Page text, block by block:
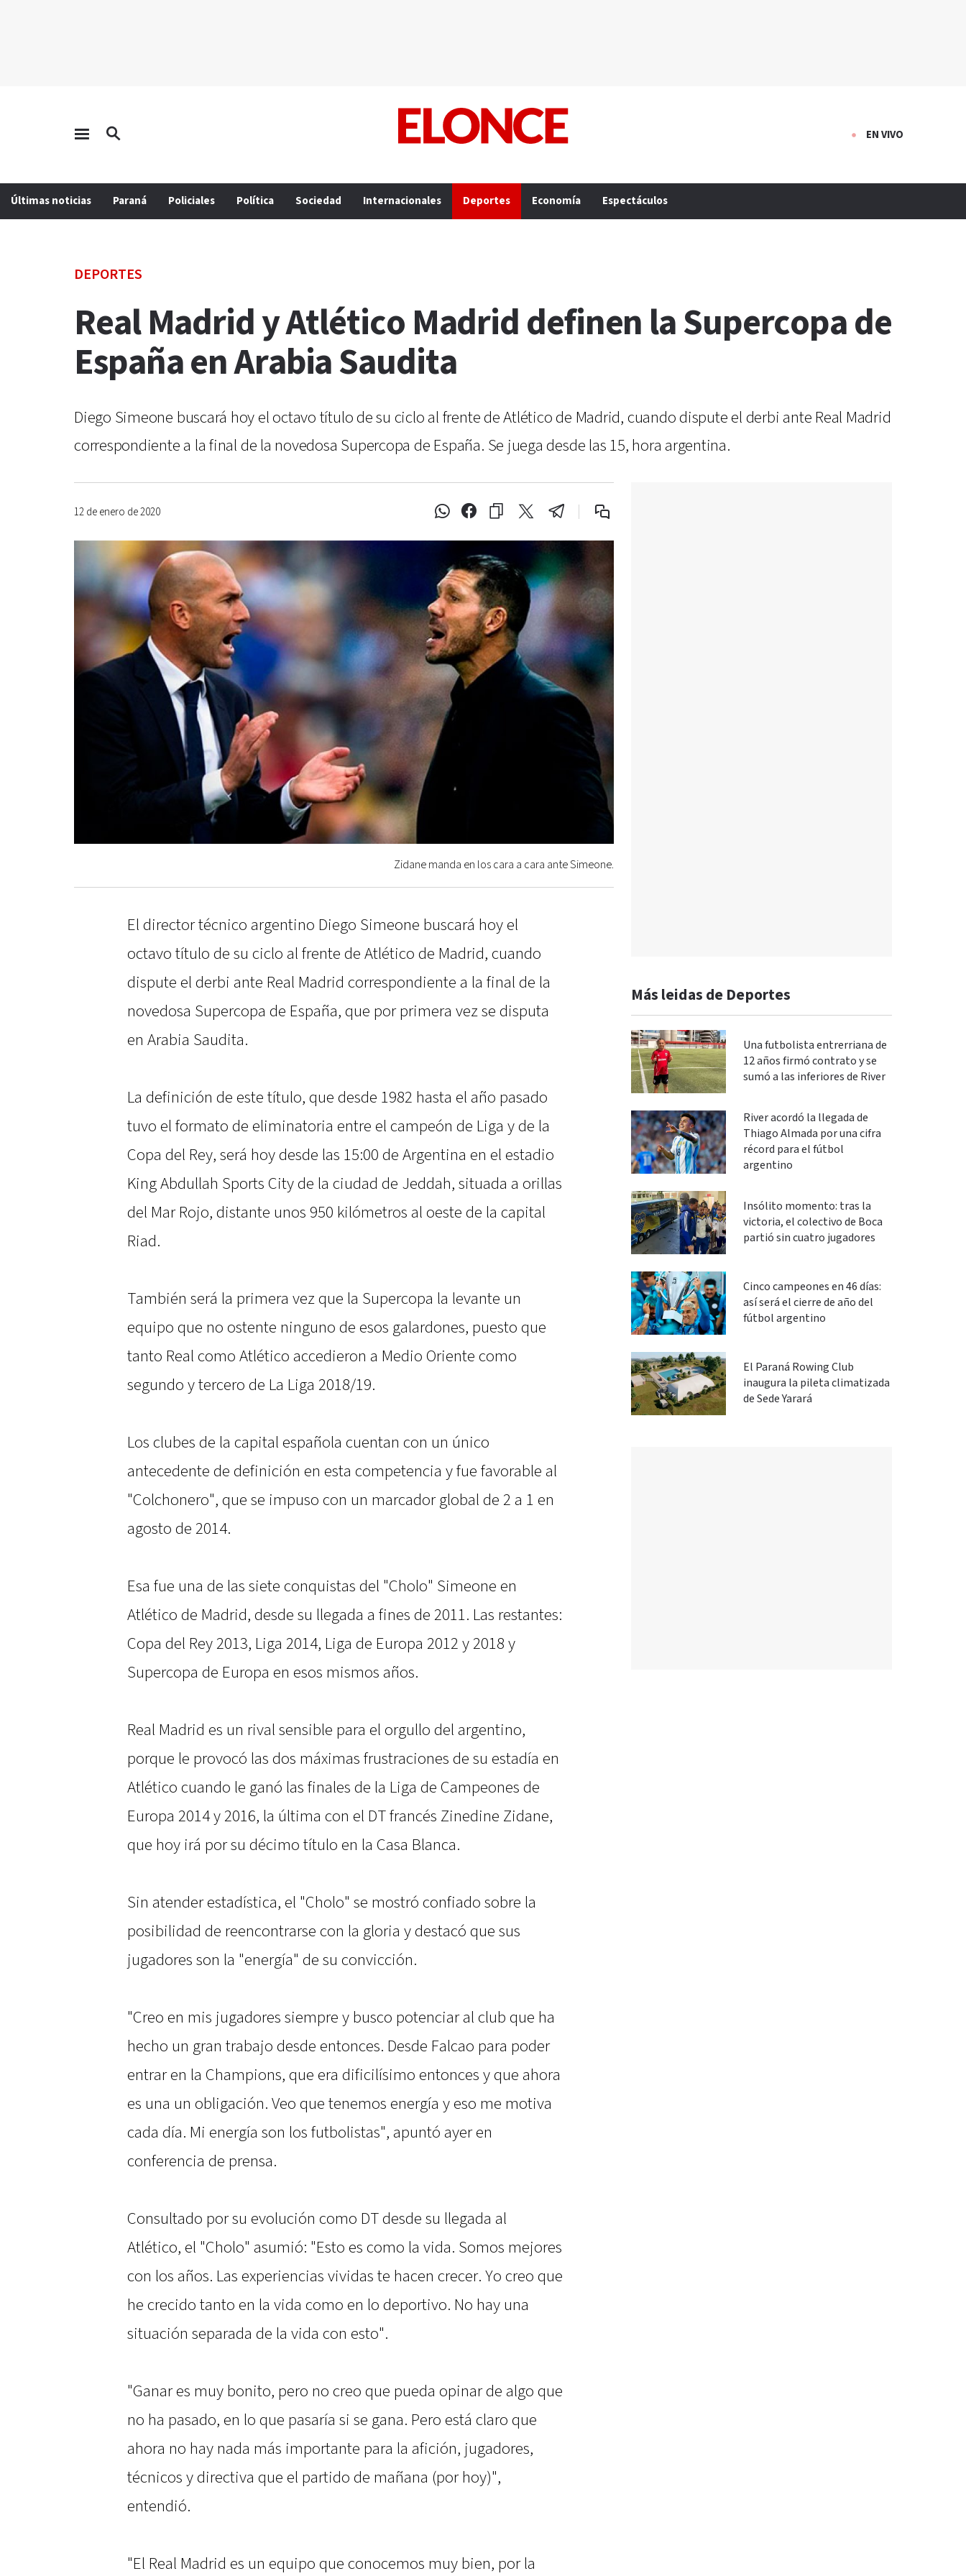
EN VIVO
Últimas noticias Paraná Policiales Política Sociedad Internacionales Deportes Economía Espectáculos
DEPORTES
Real Madrid y Atlético Madrid definen la Supercopa de
España en Arabia Saudita
Diego Simeone buscará hoy el octavo título de su ciclo al frente de Atlético de Madrid, cuando dispute el derbi ante Real Madrid
correspondiente a la final de la novedosa Supercopa de España. Se juega desde las 15, hora argentina.
12 de enero de 2020
Zidane manda en los cara a cara ante Simeone.
El director técnico argentino Diego Simeone buscará hoy el
octavo título de su ciclo al frente de Atlético de Madrid, cuando
dispute el derbi ante Real Madrid correspondiente a la final de la
novedosa Supercopa de España, que por primera vez se disputa
en Arabia Saudita.
La definición de este título, que desde 1982 hasta el año pasado
tuvo el formato de eliminatoria entre el campeón de Liga y de la
Copa del Rey, será hoy desde las 15:00 de Argentina en el estadio
King Abdullah Sports City de la ciudad de Jeddah, situada a orillas
del Mar Rojo, distante unos 950 kilómetros al oeste de la capital
Riad.
También será la primera vez que la Supercopa la levante un
equipo que no ostente ninguno de esos galardones, puesto que
tanto Real como Atlético accedieron a Medio Oriente como
segundo y tercero de La Liga 2018/19.
Los clubes de la capital española cuentan con un único
antecedente de definición en esta competencia y fue favorable al
"Colchonero", que se impuso con un marcador global de 2 a 1 en
agosto de 2014.
Esa fue una de las siete conquistas del "Cholo" Simeone en
Atlético de Madrid, desde su llegada a fines de 2011. Las restantes:
Copa del Rey 2013, Liga 2014, Liga de Europa 2012 y 2018 y
Supercopa de Europa en esos mismos años.
Real Madrid es un rival sensible para el orgullo del argentino,
porque le provocó las dos máximas frustraciones de su estadía en
Atlético cuando le ganó las finales de la Liga de Campeones de
Europa 2014 y 2016, la última con el DT francés Zinedine Zidane,
que hoy irá por su décimo título en la Casa Blanca.
Sin atender estadística, el "Cholo" se mostró confiado sobre la
posibilidad de reencontrarse con la gloria y destacó que sus
jugadores son la "energía" de su convicción.
"Creo en mis jugadores siempre y busco potenciar al club que ha
hecho un gran trabajo desde entonces. Desde Falcao para poder
entrar en la Champions, que era dificilísimo entonces y que ahora
es una un obligación. Veo que tenemos energía y eso me motiva
cada día. Mi energía son los futbolistas", apuntó ayer en
conferencia de prensa.
Consultado por su evolución como DT desde su llegada al
Atlético, el "Cholo" asumió: "Esto es como la vida. Somos mejores
con los años. Las experiencias vividas te hacen crecer. Yo creo que
he crecido tanto en la vida como en lo deportivo. No hay una
situación separada de la vida con esto".
"Ganar es muy bonito, pero no creo que pueda opinar de algo que
no ha pasado, en lo que pasaría si se gana. Pero está claro que
ahora no hay nada más importante para la afición, jugadores,
técnicos y directiva que el partido de mañana (por hoy)",
entendió.
"El Real Madrid es un equipo que conocemos muy bien, por la
Más leidas de Deportes
Una futbolista entrerriana de
12 años firmó contrato y se
sumó a las inferiores de River
River acordó la llegada de
Thiago Almada por una cifra
récord para el fútbol
argentino
Insólito momento: tras la
victoria, el colectivo de Boca
partió sin cuatro jugadores
Cinco campeones en 46 días:
así será el cierre de año del
fútbol argentino
El Paraná Rowing Club
inaugura la pileta climatizada
de Sede Yarará